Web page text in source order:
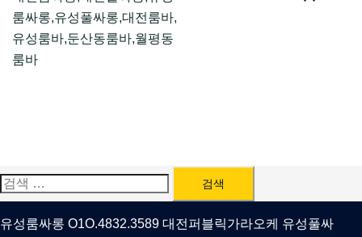
룸싸롱,유성풀싸롱,대전룸바,
유성룸바,둔산동룸바,월평동
룸바
검
색:
유성룸싸롱 O1O.4832.3589 대전퍼블릭가라오케 유성풀싸